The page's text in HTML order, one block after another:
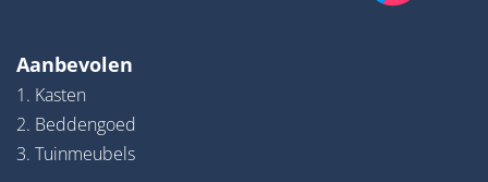
Aanbevolen
1. Kasten
2. Beddengoed
3. Tuinmeubels